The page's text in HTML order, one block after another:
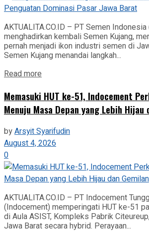
AKTUALITA.CO.ID – PT Semen
menghadirkan kembali Semen Kujang,
pernah menjadi ikon industri semen di
Semen Kujang menandai langkah...
Read more
Memasuki HUT ke-51, Indocement
Menuju Masa Depan yang Lebih Hijau
byArsyit Syarifudin
August 4, 2026
0
AKTUALITA.CO.ID – PT Indocement
(Indocement) memperingati HUT ke-51
di Aula ASIST, Kompleks Pabrik
Jawa Barat secara hybrid. Perayaan...